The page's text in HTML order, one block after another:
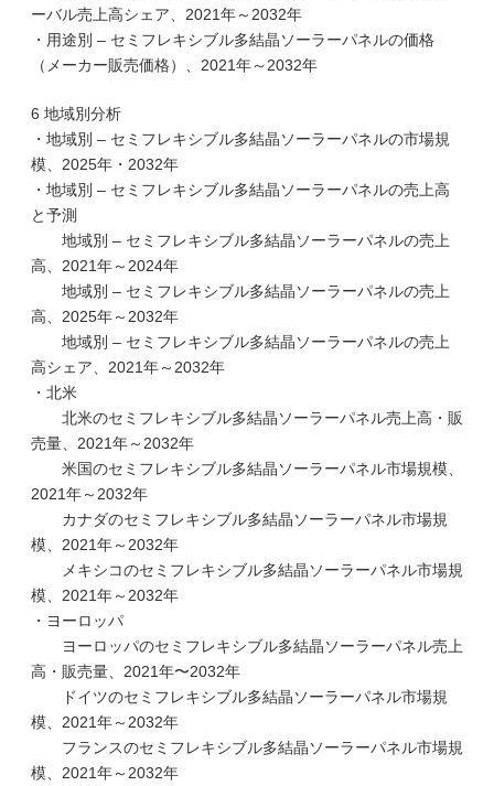
ーバル売上高シェア、2021年～2032年
・用途別 – セミフレキシブル多結晶ソーラーパネルの価格
（メーカー販売価格）、2021年～2032年
6 地域別分析
・地域別 – セミフレキシブル多結晶ソーラーパネルの市場規
模、2025年・2032年
・地域別 – セミフレキシブル多結晶ソーラーパネルの売上高
と予測
地域別 – セミフレキシブル多結晶ソーラーパネルの売上
高、2021年～2024年
地域別 – セミフレキシブル多結晶ソーラーパネルの売上
高、2025年～2032年
地域別 – セミフレキシブル多結晶ソーラーパネルの売上
高シェア、2021年～2032年
・北米
北米のセミフレキシブル多結晶ソーラーパネル売上高・販
売量、2021年～2032年
米国のセミフレキシブル多結晶ソーラーパネル市場規模、
2021年～2032年
カナダのセミフレキシブル多結晶ソーラーパネル市場規
模、2021年～2032年
メキシコのセミフレキシブル多結晶ソーラーパネル市場規
模、2021年～2032年
・ヨーロッパ
ヨーロッパのセミフレキシブル多結晶ソーラーパネル売上
高・販売量、2021年〜2032年
ドイツのセミフレキシブル多結晶ソーラーパネル市場規
模、2021年～2032年
フランスのセミフレキシブル多結晶ソーラーパネル市場規
模、2021年～2032年